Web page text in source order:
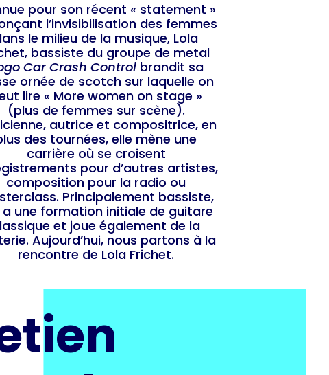
pour son récent « statement »
l’invisibilisation des femmes
le milieu de la musique, Lola
bassiste du groupe de metal
Car Crash Controlbrandit sa
ornée de scotch sur laquelle on
lire « More women on stage »
(plus de femmes sur scène).
autrice et compositrice, en
des tournées, elle mène une
carrière où se croisent
pour d’autres artistes,
composition pour la radio ou
Principalement bassiste,
a une formation initiale de guitare
et joue également de la
Aujourd’hui, nous partons à la
rencontre de Lola Frichet.